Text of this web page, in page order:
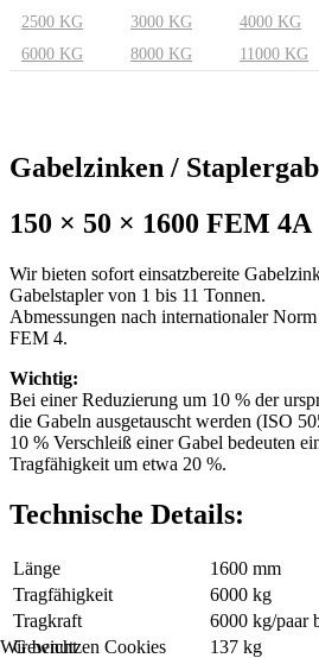
2500 KG
3000 KG 4000 KG
6000 KG
8000 KG 11000 KG
Gabelzinken /
150 × 50 × 1600 FEM 4A
Wir bieten sofort einsatzbereite
Gabelstapler von 1 bis 11 Tonnen.
Abmessungen nach internationaler
FEM 4.
Wichtig:
Bei einer Reduzierung um 10 % der
die Gabeln ausgetauscht werden (ISO
10 % Verschleiß einer Gabel bedeuten
Tragfähigkeit um etwa 20 %.
Technische Details:
Länge
1600 mm
Tragfähigkeit
6000 kg
Tragkraft
6000 kg/paar
Gewicht
137 kg
Wir benutzen Cookies